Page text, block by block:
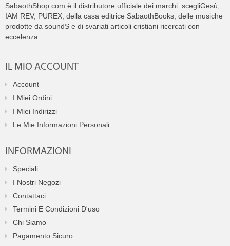
SabaothShop.com è il distributore ufficiale dei marchi: scegliGesù,
IAM REV, PUREX, della casa editrice SabaothBooks, delle musiche
prodotte da soundS e di svariati articoli cristiani ricercati con
eccelenza.
IL MIO ACCOUNT
Account
I Miei Ordini
I Miei Indirizzi
Le Mie Informazioni Personali
INFORMAZIONI
Speciali
I Nostri Negozi
Contattaci
Termini E Condizioni D'uso
Chi Siamo
Pagamento Sicuro